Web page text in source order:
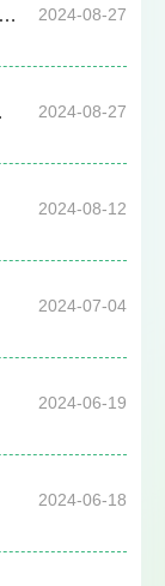
2024-08-27
2024-08-27
2024-08-12
2024-07-04
2024-06-19
2024-06-18